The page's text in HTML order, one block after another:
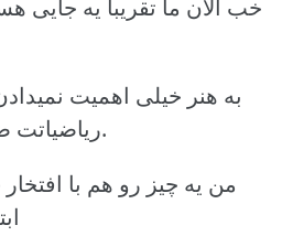
به هنر خیلی اهمیت
ریاضیاتت ضعیفه فلان و این چیزها.
من یه چیز رو هم با